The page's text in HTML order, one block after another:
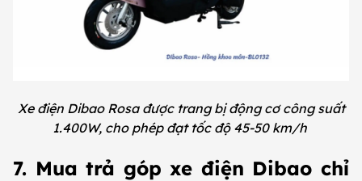
Xe điện Dibao Rosa được trang bị động cơ công suất
1.400W, cho phép đạt tốc độ 45-50 km/h
7. Mua trả góp xe điện Dibao chỉ